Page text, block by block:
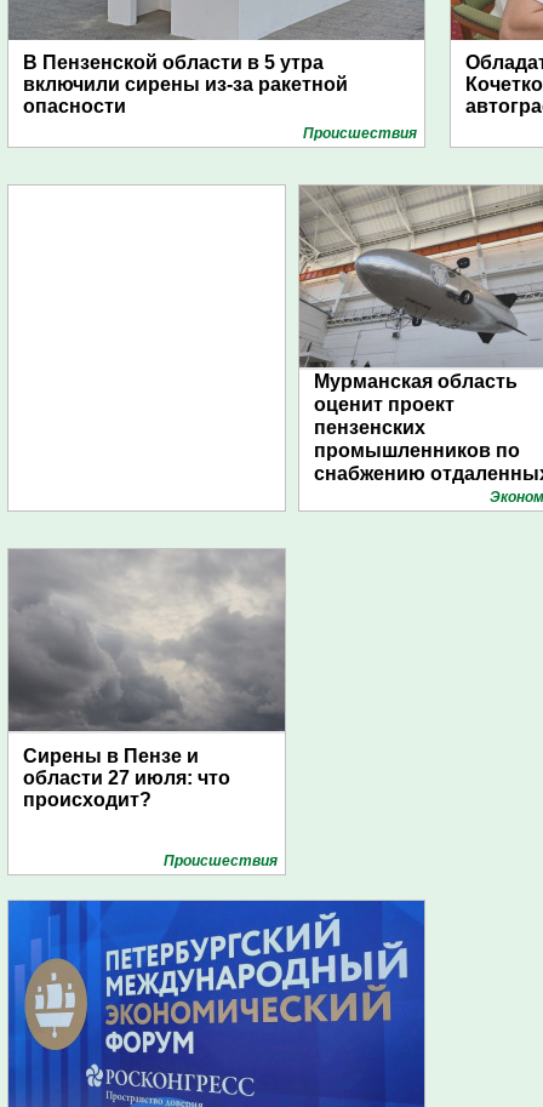
В Пензенской области в 5 утра
включили сирены из-за ракетной
опасности
Проиcшествия
Мурманская область
оценит проект
пензенских
промышленников по
снабжению
поселений с помощью
Сирены в Пензе и
области 27 июля: что
происходит?
Проиcшествия